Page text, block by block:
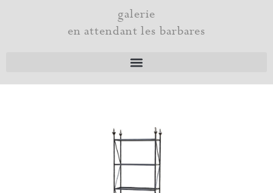
galerie
en attendant les barbares